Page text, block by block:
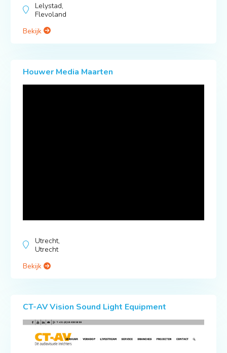
Lelystad,
Flevoland
Bekijk
Houwer Media Maarten
Utrecht,
Utrecht
Bekijk
CT-AV Vision Sound Light Equipment